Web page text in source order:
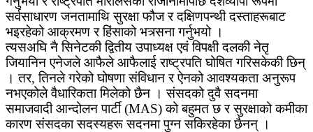
सर्वसाधारण जनतामाथि सुरक्षा फौज र दक्षिणपन्थी दस्ताहरूबाट
भइरहेको आक्रमण र हिंसाको भत्र्सना गर्नुभयो ।
त्यसअघि नै सिनेटकी द्वितीय उपाध्यक्ष एवं विपक्षी दलकी नेतृ
जियानिन एनेजले आफैले आफैलाई राष्ट्रपति घोषित गरिसकेकी छिन्
। तर, तिनले गरेको घोषणा संविधान र ऐनको आवश्यकता अनुरूप
नभएकोले वैधारिकता मिलेको छैन । संसदको दुवै सदनमा
समाजवादी आन्दोलन पार्टी (MAS) को बहुमत छ र सुरक्षाको कमीका
कारण संसदका सदस्यहरू सदनमा पुग्न सकिरहेका छैनन् ।